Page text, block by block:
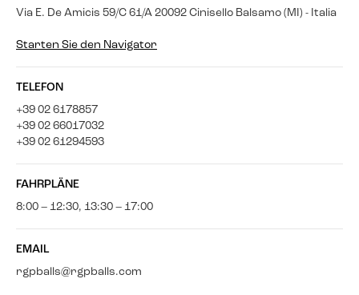
Via E. De Amicis 59/C 61/A 20092 Cinisello Balsamo (MI) - Italia
Starten Sie den Navigator
TELEFON
+39 02 6178857
+39 02 66017032
+39 02 61294593
FAHRPLÄNE
8:00 – 12:30, 13:30 – 17:00
EMAIL
rgpballs@rgpballs.com